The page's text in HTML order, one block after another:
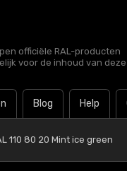
officiële RAL-producten
voor de inhoud van
Blog Help
110 80 20 Mint ice green